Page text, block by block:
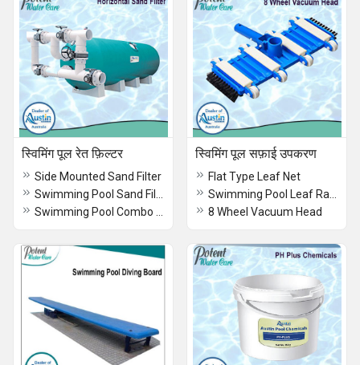
स्विमिंग पूल रेत फ़िल्टर
Side Mounted Sand Filter
स्विमिंग पूल सफ़ाई उपकरण
Flat Type Leaf Net
8 Wheel Vacuum Head